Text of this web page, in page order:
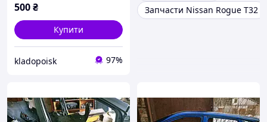
500₴
Купити
kladopoisk 97%
Запчасти Nissan Rogue Т32